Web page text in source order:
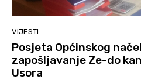
VIJESTI
Posjeta Općinskog
zapošljavanje Ze-do
Usora